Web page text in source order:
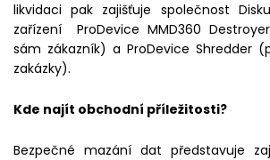
likvidaci pak zajišťuje společnost
zařízení ProDevice MMD360
sám zákazník) a ProDevice Shredder
zakázky).
Kde najít obchodní příležitosti?
Bezpečné mazání dat představuje